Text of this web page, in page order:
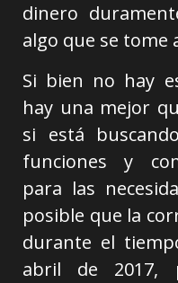
dinero
algo que se tome
Si bien no hay
hay una mejor
si está
funciones y
para las
posible que la
durante el
abril de 2017,